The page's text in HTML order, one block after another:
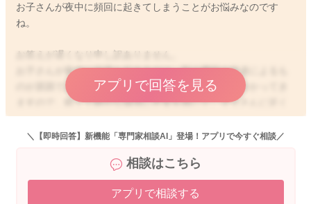
お子さんが夜中に頻回に起きてしまうことがお悩みなのです
ね。
お答えが遅くなり申し訳ありません。
お子さんが夜中に何度も起きるのは、脳の機能の発達によるも
のが原因であったり、成長とともに、周りの状況が分かってき
ますので、暗くて静かな環境に不安を感じて、ママさんに近く
にいて欲しいという欲求から、頻回に起きてママさんを確認し
たり、泣いたりしてママさんを求めることが多いです。また、
まい、あまり眠れないということもあるのかもしれません。お
子さんによっても個人差があったり、時期的なものもあります
ので、なかなかすぐに改善する方法というのは難しいのです
アプリで回答を見る
＼【即時回答】新機能「専門家相談AI」登場！アプリで今すぐ相談／
相談はこちら
アプリで相談する